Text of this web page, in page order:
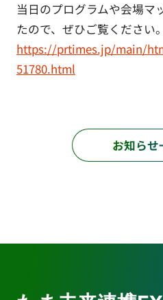
当日のプログラムや会場マ
たので、ぜひご覧ください。
https://prtimes.jp/main/
51780.html
お知らせ